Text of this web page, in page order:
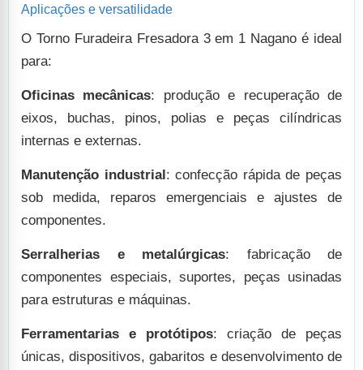
Aplicações e versatilidade
O Torno Furadeira Fresadora 3 em 1 Nagano é ideal
para:
Oficinas mecânicas: produção e recuperação de
eixos, buchas, pinos, polias e peças cilíndricas
internas e externas.
Manutenção industrial: confecção rápida de peças
sob medida, reparos emergenciais e ajustes de
componentes.
Serralherias e metalúrgicas: fabricação de
componentes especiais, suportes, peças usinadas
para estruturas e máquinas.
Ferramentarias e protótipos: criação de peças
únicas, dispositivos, gabaritos e desenvolvimento de